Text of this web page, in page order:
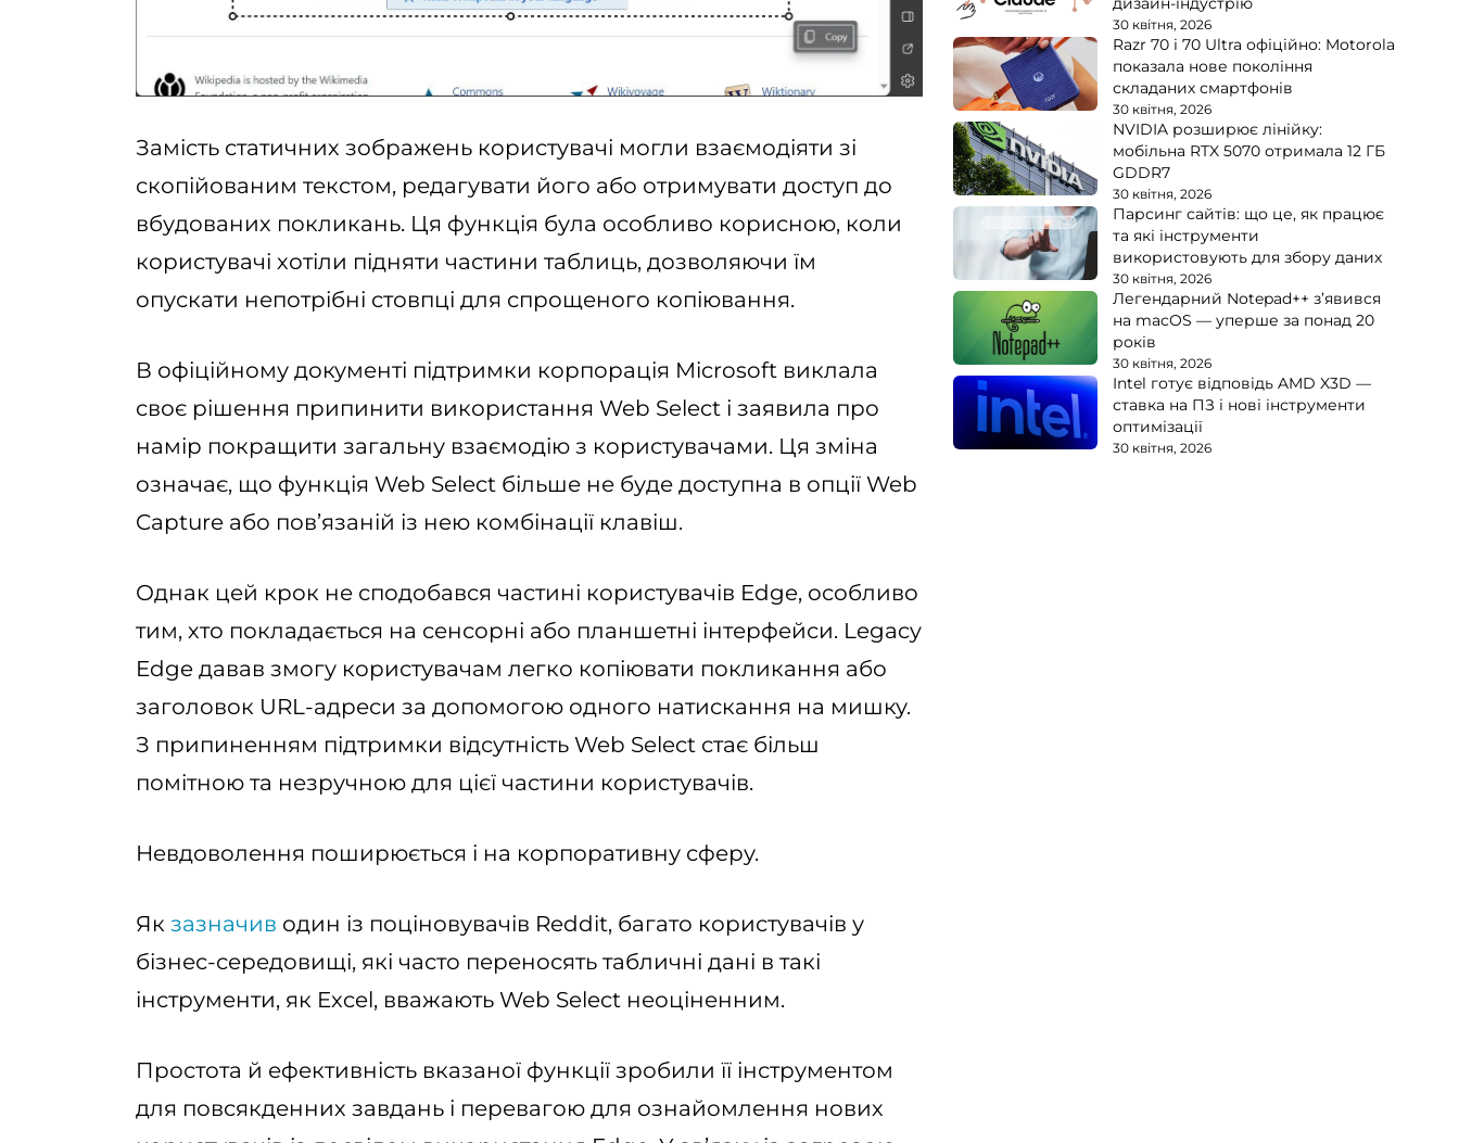
Замість статичних зображень користувачі могли взаємодіяти зі
скопійованим текстом, редагувати його або отримувати доступ до
вбудованих покликань. Ця функція була особливо корисною, коли
користувачі хотіли підняти частини таблиць, дозволяючи їм
опускати непотрібні стовпці для спрощеного копіювання.
В офіційному документі підтримки корпорація Microsoft виклала
своє рішення припинити використання Web Select і заявила про
намір покращити загальну взаємодію з користувачами. Ця зміна
означає, що функція Web Select більше не буде доступна в опції Web
Capture або пов’язаній із нею комбінації клавіш.
Однак цей крок не сподобався частині користувачів Edge, особливо
тим, хто покладається на сенсорні або планшетні інтерфейси. Legacy
Edge давав змогу користувачам легко копіювати покликання або
заголовок URL-адреси за допомогою одного натискання на мишку.
З припиненням підтримки відсутність Web Select стає більш
помітною та незручною для цієї частини користувачів.
Невдоволення поширюється і на корпоративну сферу.
Як зазначив один із поціновувачів Reddit, багато користувачів у
бізнес-середовищі, які часто переносять табличні дані в такі
інструменти, як Excel, вважають Web Select неоціненним.
Простота й ефективність вказаної функції зробили її інструментом
для повсякденних завдань і перевагою для ознайомлення нових
30 квітня, 2026
Razr 70 і 70 Ultra офіційно: Motorola
показала нове покоління
складаних смартфонів
30 квітня, 2026
NVIDIA розширює лінійку:
мобільна RTX 5070 отримала 12 ГБ
GDDR7
30 квітня, 2026
Парсинг сайтів: що це, як працює
та які інструменти
використовують для збору даних
30 квітня, 2026
Легендарний Notepad++ з’явився
на macOS — уперше за понад 20
років
30 квітня, 2026
Intel готує відповідь AMD X3D —
ставка на ПЗ і нові інструменти
оптимізації
30 квітня, 2026